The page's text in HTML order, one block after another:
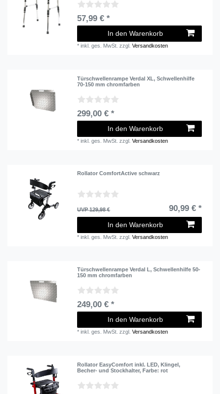
57,99 € *
In den Warenkorb
*inkl. ges. MwSt. zzgl.Versandkosten
Türschwellenrampe Verdal XL, Schwellenhilfe
70-150 mm chromfarben
299,00 € *
In den Warenkorb
*inkl. ges. MwSt. zzgl.Versandkosten
Rollator ComfortActive schwarz
UVP 129,98 € 90,99 € *
In den Warenkorb
*inkl. ges. MwSt. zzgl.Versandkosten
Türschwellenrampe Verdal L, Schwellenhilfe 50-
150 mm chromfarben
249,00 € *
In den Warenkorb
*inkl. ges. MwSt. zzgl.Versandkosten
Rollator EasyComfort inkl. LED, Klingel,
Becher- und Stockhalter, Farbe: rot